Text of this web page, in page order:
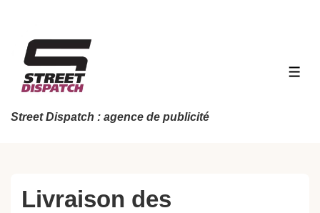
contenu
principal
Street Dispatch : agence de publicité
Livraison des